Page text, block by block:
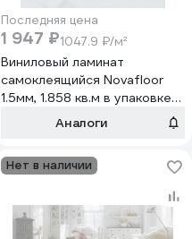
Последняя цена
1 947 ₽1047.9 ₽/м²
Виниловый ламинат
самоклеящийся Novafloor
1.5мм, 1.858 кв.м в упаковке
S-27 МраморАналоги
Нет в наличии